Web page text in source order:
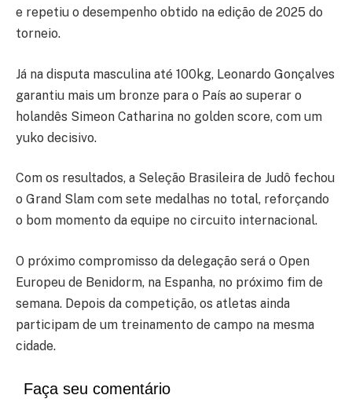
e repetiu o desempenho obtido na edição de 2025 do
torneio.
Já na disputa masculina até 100kg, Leonardo Gonçalves
garantiu mais um bronze para o País ao superar o
holandês Simeon Catharina no golden score, com um
yuko decisivo.
Com os resultados, a Seleção Brasileira de Judô fechou
o Grand Slam com sete medalhas no total, reforçando
o bom momento da equipe no circuito internacional.
O próximo compromisso da delegação será o Open
Europeu de Benidorm, na Espanha, no próximo fim de
semana. Depois da competição, os atletas ainda
participam de um treinamento de campo na mesma
cidade.
Faça seu comentário